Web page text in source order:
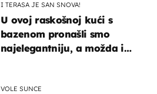
I TERASA JE SAN SNOVA!
U ovoj raskošnoj kući s
bazenom pronašli smo
najelegantniju, a možda i
VOLE SUNCE